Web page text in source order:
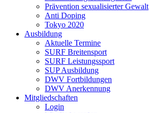
Prävention sexualisierter Gewalt
Anti Doping
Tokyo 2020
Ausbildung
Aktuelle Termine
SURF Breitensport
SURF Leistungssport
SUP Ausbildung
DWV Fortbildungen
DWV Anerkennung
Mitgliedschaften
Login